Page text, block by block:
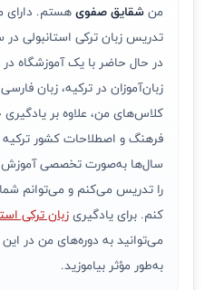
منشقایق صفوی
در حال حاضر با یک آموزشگاه
زبان‌آموزان در ترکیه، زبان
کلاس‌های من، علاوه بر یادگیری
فرهنگ و اصطلاحات کشور
سال‌ها به‌صورت تخصصی آموزش
را تدریس می‌کنم و می‌توانم
کنم. برای یادگیریزبان ترکی
می‌توانید به دوره‌های من در این
به‌طور مؤثر بیاموزید.